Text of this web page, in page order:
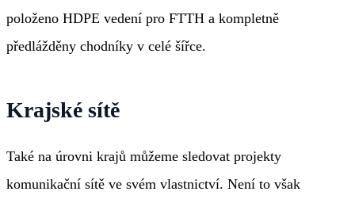
položeno HDPE vedení pro FTTH a kompletně
předlážděny chodníky v celé šířce.
Krajské sítě
Také na úrovni krajů můžeme sledovat projekty
komunikační sítě ve svém vlastnictví. Není to však